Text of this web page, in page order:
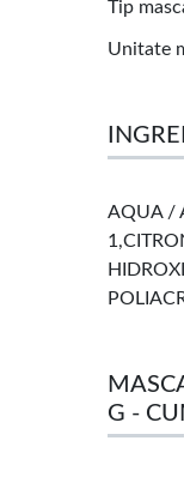
Tip
Unitate
AQUA /
G -